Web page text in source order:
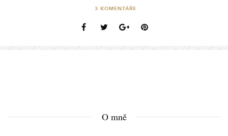
3 KOMENTÁŘE
O mně